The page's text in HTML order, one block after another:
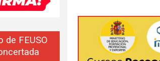
de FEUSO